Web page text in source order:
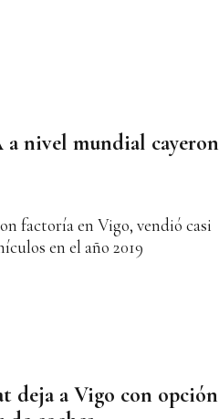
a nivel mundial cayeron
factoría en Vigo, vendió casi
en el año 2019
deja a Vigo con opción